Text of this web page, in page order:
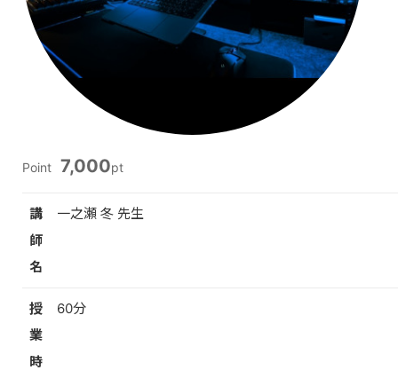
Point 7,000pt
講
師
名
一之瀬 冬 先生
授
業
時
60分